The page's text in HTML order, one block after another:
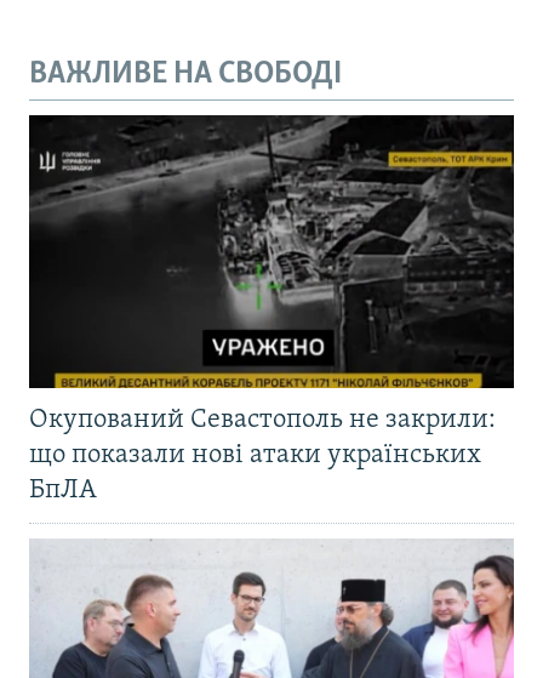
ВАЖЛИВЕ НА СВОБОДІ
Окупований Севастополь не закрили:
що показали нові атаки українських
БпЛА